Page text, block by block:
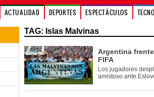
ACTUALIDAD DEPORTES ESPECTÁCULOS
TAG: Islas Malvinas
Argentina
FIFA
Los jugadores
amistoso ante